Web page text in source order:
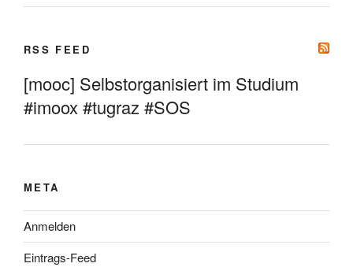
RSS FEED
[mooc] Selbstorganisiert im Studium
#imoox #tugraz #SOS
META
Anmelden
Eintrags-Feed